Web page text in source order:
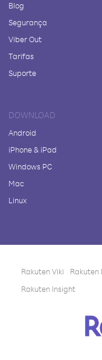
Blog
Segurança
Viber Out
Tarifas
Suporte
DOWNLOAD
Android
iPhone & iPad
Windows PC
Mac
Linux
Rakuten Viki Rakuten
Rakuten Insight